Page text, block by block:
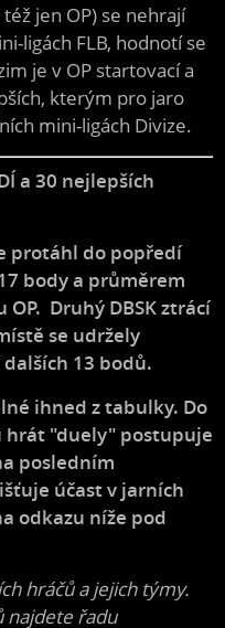
jen OP) se nehrají
ligách FLB, hodnotí se
je v OP startovací a
kterým pro jaro
mini-ligách Divize.
a 30 nejlepších
protáhl do popředí
body a průměrem
Druhý DBSK ztrácí
se udržely
13 bodů.
ihned z tabulky. Do
hrát "duely" postupuje
posledním
účast v jarních
odkazu níže pod
hráčů a jejich týmy.
najdete řadu